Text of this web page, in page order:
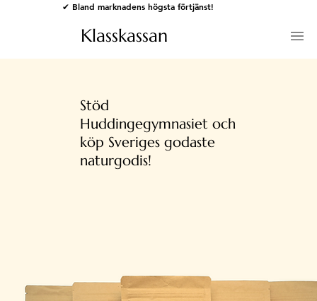
✔ Bland marknadens högsta förtjänst!
Klasskassan
Stöd
Huddingegymnasiet och
köp Sveriges godaste
naturgodis!